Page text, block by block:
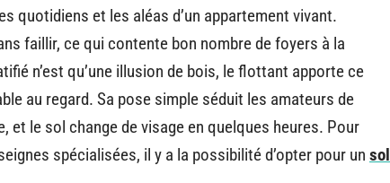
quotidiens et les aléas d’un appartement vivant.
faillir, ce qui contente bon nombre de foyers à la
n’est qu’une illusion de bois, le flottant apporte ce
au regard. Sa pose simple séduit les amateurs de
et le sol change de visage en quelques heures. Pour
spécialisées, il y a la possibilité d’opter pour un sol